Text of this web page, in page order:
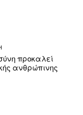
προκαλεί
ανθρώπινης